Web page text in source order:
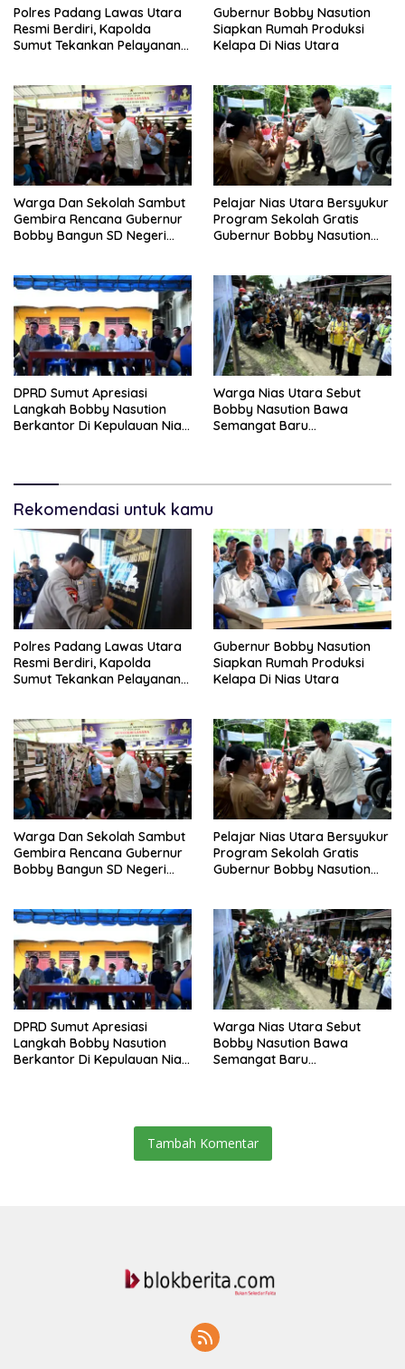
Polres Padang Lawas Utara
Resmi Berdiri, Kapolda
Sumut Tekankan Pelayanan
Gubernur Bobby Nasution
Siapkan Rumah Produksi
Kelapa Di Nias Utara
Warga Dan Sekolah Sambut
Gembira Rencana Gubernur
Bobby Bangun SD Negeri
Pelajar Nias Utara Bersyukur
Program Sekolah Gratis
Gubernur Bobby Nasution
DPRD Sumut Apresiasi
Langkah Bobby Nasution
Berkantor Di Kepulauan Nias,
Warga Nias Utara Sebut
Bobby Nasution Bawa
Semangat Baru
Rekomendasi untuk kamu
Polres Padang Lawas Utara
Resmi Berdiri, Kapolda
Sumut Tekankan Pelayanan
Gubernur Bobby Nasution
Siapkan Rumah Produksi
Kelapa Di Nias Utara
Warga Dan Sekolah Sambut
Gembira Rencana Gubernur
Bobby Bangun SD Negeri
Pelajar Nias Utara Bersyukur
Program Sekolah Gratis
Gubernur Bobby Nasution
DPRD Sumut Apresiasi
Langkah Bobby Nasution
Berkantor Di Kepulauan Nias,
Warga Nias Utara Sebut
Bobby Nasution Bawa
Semangat Baru
Tambah Komentar